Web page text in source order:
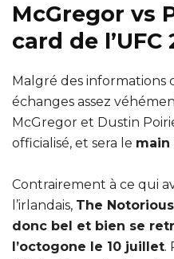
McGregor vs
card de l’UFC
Malgré des informations
échanges assez
McGregor et Dustin
officialisé, et sera le main
Contrairement à ce qui
l’irlandais, The
donc bel et bien se
l’octogone le 10 juillet.